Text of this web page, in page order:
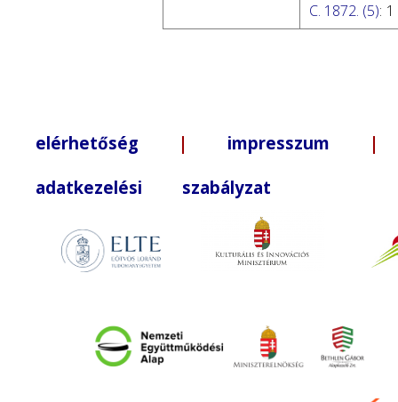
C. 1872. (5):
elérhetőség | impresszum |
adatkezelési szabályzat